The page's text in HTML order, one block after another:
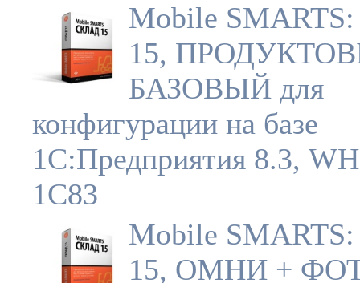
Mobile
15,
БАЗОВЫЙ для
конфигурации на базе
1С:Предприятия 8.3,
1C83
Mobile
15, ОМНИ +